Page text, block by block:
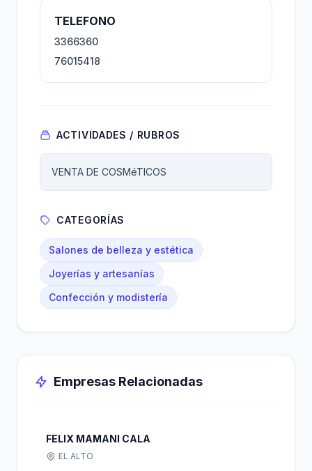
TELEFONO
3366360
76015418
ACTIVIDADES / RUBROS
VENTA DE COSMéTICOS
CATEGORÍAS
Salones de belleza y estética
Joyerías y artesanías
Confección y modistería
Empresas Relacionadas
FELIX MAMANI CALA
EL ALTO